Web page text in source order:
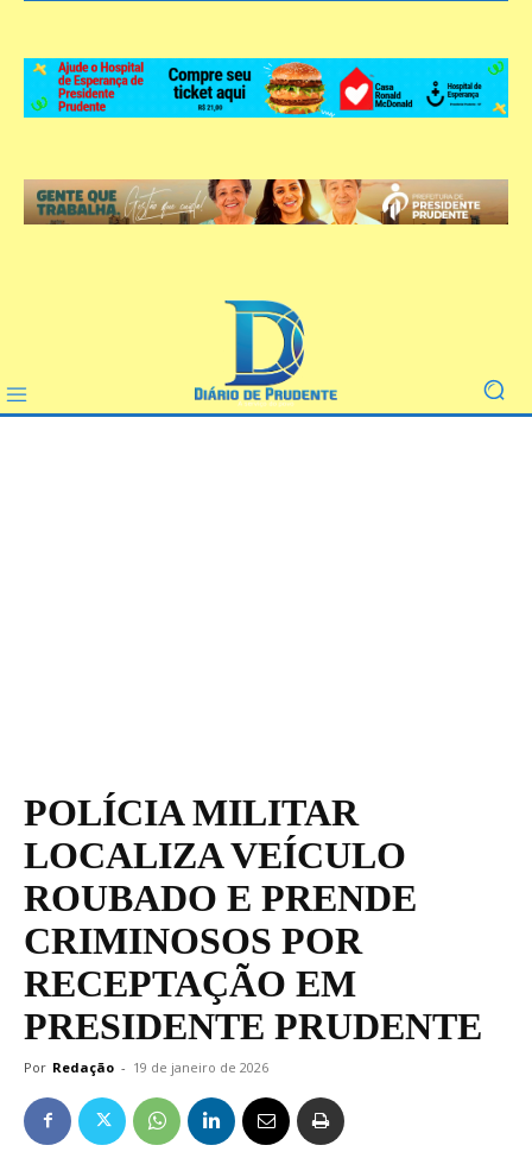
POLÍCIA MILITAR
LOCALIZA VEÍCULO
ROUBADO E PRENDE
CRIMINOSOS POR
RECEPTAÇÃO EM
PRESIDENTE PRUDENTE
Por Redação - 19 de janeiro de 2026